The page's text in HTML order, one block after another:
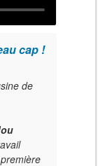
cap !
de